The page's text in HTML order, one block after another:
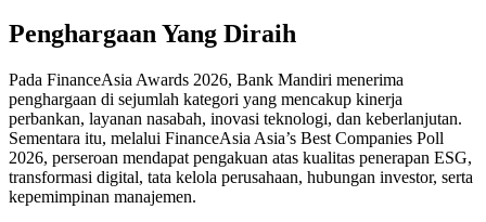
Penghargaan Yang Diraih
Pada FinanceAsia Awards 2026, Bank Mandiri menerima
penghargaan di sejumlah kategori yang mencakup kinerja
perbankan, layanan nasabah, inovasi teknologi, dan keberlanjutan.
Sementara itu, melalui FinanceAsia Asia’s Best Companies Poll
2026, perseroan mendapat pengakuan atas kualitas penerapan ESG,
transformasi digital, tata kelola perusahaan, hubungan investor, serta
kepemimpinan manajemen.